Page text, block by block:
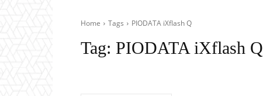
Home Tags PIODATA iXflash Q
Tag: PIODATA iXflash Q